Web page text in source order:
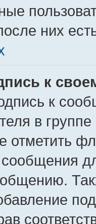
них
к
к
в
отметить